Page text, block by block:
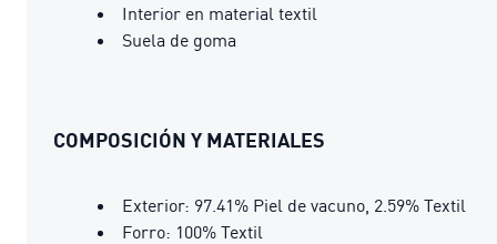
Interior en material textil
Suela de goma
COMPOSICIÓN Y MATERIALES
Exterior: 97.41% Piel de vacuno, 2.59% Textil
Forro: 100% Textil